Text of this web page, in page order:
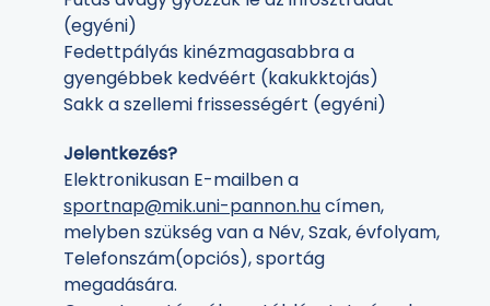
(egyéni)
Fedettpályás kinézmagasabbra a
gyengébbek kedvéért (kakukktojás)
Sakk a szellemi frissességért (egyéni)
Jelentkezés?
Elektronikusan E-mailben a
sportnap@mik.uni-pannon.hucímen,
melyben szükség van a Név, Szak, évfolyam,
Telefonszám(opciós), sportág
megadására.